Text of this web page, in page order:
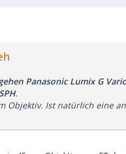
Panasonic Lumix G
.
Objektiv. Ist natürlich eine